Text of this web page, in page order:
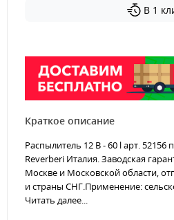
В 1
Краткое описание
Распылитель 12 В - 60 l арт. 52156
Reverberi Италия. Заводская
Москве и Московской области,
и страны СНГ.Применение:
Читать далее...